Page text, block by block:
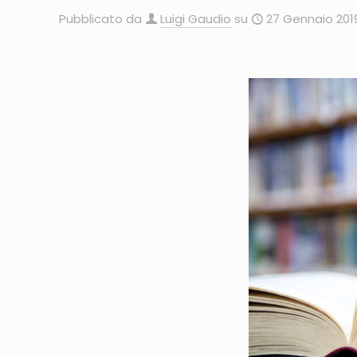
Pubblicato da Luigi Gaudio su 27 Gennaio